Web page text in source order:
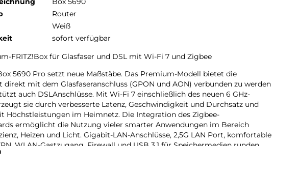
Router
Weiß
sofort verfügbar
FRITZ!Box für Glasfaser und DSL mit Wi-Fi 7 und Zigbee
5690 Pro setzt neue Maßstäbe. Das Premium-Modell bietet die
direkt mit dem Glasfaseranschluss (GPON und AON) verbunden zu werden
auch DSLAnschlüsse. Mit Wi-Fi 7 einschließlich des neuen 6 GHz-
sie durch verbesserte Latenz, Geschwindigkeit und Durchsatz und
Höchstleistungen im Heimnetz. Die Integration des Zigbee-
ermöglicht die Nutzung vieler smarter Anwendungen im Bereich
Heizen und Licht. Gigabit-LAN-Anschlüsse, 2,5G LAN Port, komfortable
WLAN-Gastzugang, Firewall und USB 3.1 für Speichermedien runden
ab. Die FRITZ!Box 5690 Pro stellt das nächste Level für anspruchsvolle